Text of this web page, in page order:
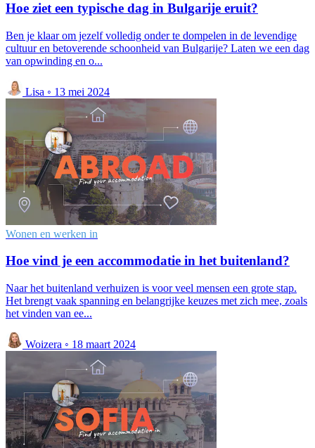
Hoe ziet een typische dag in Bulgarije eruit?
Ben je klaar om jezelf volledig onder te dompelen in de levendige
cultuur en betoverende schoonheid van Bulgarije? Laten we een dag
van opwinding en o...
Lisa ◦ 13 mei 2024
Wonen en werken in
Hoe vind je een accommodatie in het buitenland?
Naar het buitenland verhuizen is voor veel mensen een grote stap.
Het brengt vaak spanning en belangrijke keuzes met zich mee, zoals
het vinden van ee...
Woizera ◦ 18 maart 2024